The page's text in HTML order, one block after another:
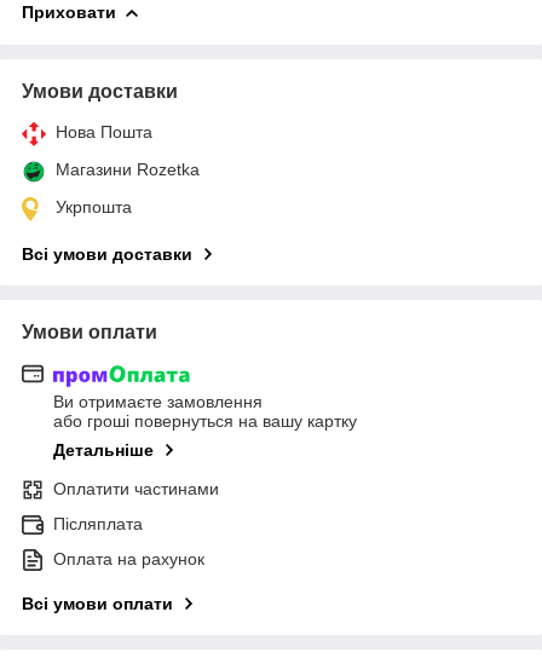
Приховати
Умови доставки
Нова Пошта
Магазини Rozetka
Укрпошта
Всі умови доставки
Умови оплати
Ви отримаєте замовлення
або гроші повернуться на вашу картку
Детальніше
Оплатити частинами
Післяплата
Оплата на рахунок
Всі умови оплати